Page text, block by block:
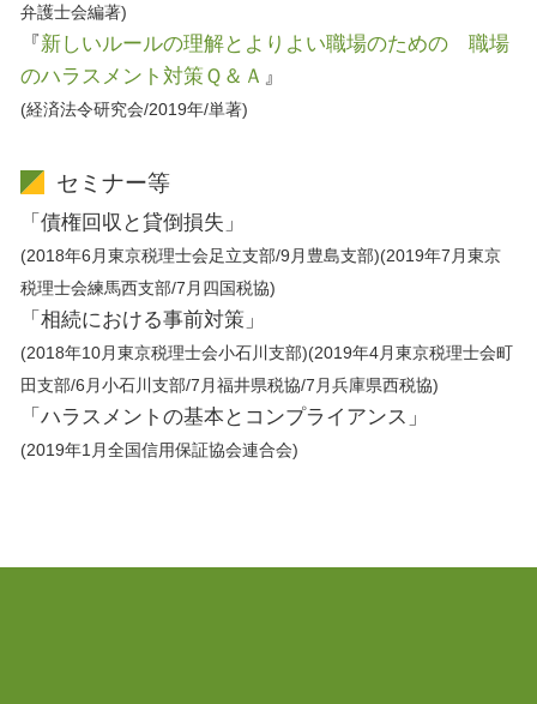
弁護士会編著)
『新しいルールの理解とよりよい職場のための 職場
のハラスメント対策Ｑ＆Ａ 』
(経済法令研究会/2019年/単著)
セミナー等
「債権回収と貸倒損失」
(2018年6月東京税理士会足立支部/9月豊島支部)(2019年7月東京
税理士会練馬西支部/7月四国税協)
「相続における事前対策」
(2018年10月東京税理士会小石川支部)(2019年4月東京税理士会町
田支部/6月小石川支部/7月福井県税協/7月兵庫県西税協)
「ハラスメントの基本とコンプライアンス」
(2019年1月全国信用保証協会連合会)